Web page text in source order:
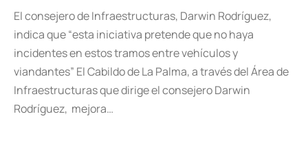
El consejero de Infraestructuras, Darwin Rodríguez,
indica que “esta iniciativa pretende que no haya
incidentes en estos tramos entre vehículos y
viandantes” El Cabildo de La Palma, a través del Área de
Infraestructuras que dirige el consejero Darwin
Rodríguez, mejora…